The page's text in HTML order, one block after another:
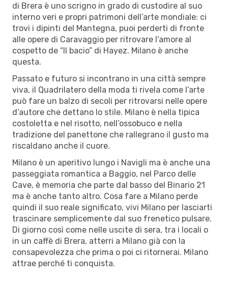
di Brera è uno scrigno in grado di custodire al suo
interno veri e propri patrimoni dell’arte mondiale: ci
trovi i dipinti del Mantegna, puoi perderti di fronte
alle opere di Caravaggio per ritrovare l’amore al
cospetto de “Il bacio” di Hayez. Milano è anche
questa.
Passato e futuro si incontrano in una città sempre
viva, il Quadrilatero della moda ti rivela come l’arte
può fare un balzo di secoli per ritrovarsi nelle opere
d’autore che dettano lo stile. Milano è nella tipica
costoletta e nel risotto, nell’ossobuco e nella
tradizione del panettone che rallegrano il gusto ma
riscaldano anche il cuore.
Milano è un aperitivo lungo i Navigli ma è anche una
passeggiata romantica a Baggio, nel Parco delle
Cave, è memoria che parte dal basso del Binario 21
ma è anche tanto altro. Cosa fare a Milano perde
quindi il suo reale significato, vivi Milano per lasciarti
trascinare semplicemente dal suo frenetico pulsare.
Di giorno così come nelle uscite di sera, tra i locali o
in un caffè di Brera, atterri a Milano già con la
consapevolezza che prima o poi ci ritornerai. Milano
attrae perché ti conquista.